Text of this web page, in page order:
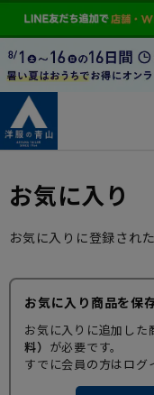
お気に入り
お気に入りに登録され
お気に入り商品を保
お気に入りに追加した
料） が必要です。
すでに会員の方はログ